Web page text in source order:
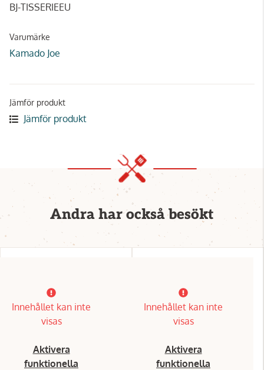
BJ-TISSERIEEU
Varumärke
Kamado Joe
Jämför produkt
Jämför produkt
Andra har också besökt
Innehållet kan inte
visas
Aktivera
funktionella
Innehållet kan inte
visas
Aktivera
funktionella